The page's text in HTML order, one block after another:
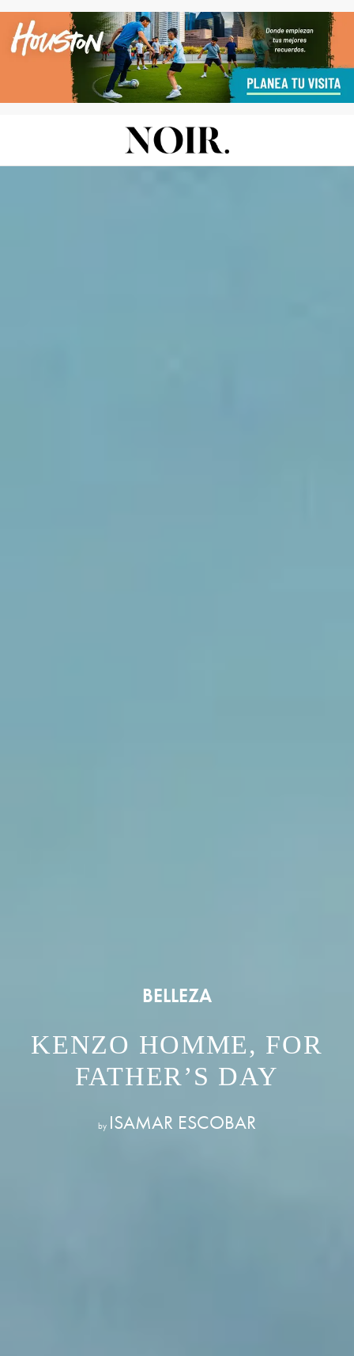
BELLEZA
KENZO HOMME, FOR
FATHER’S DAY
by ISAMAR ESCOBAR